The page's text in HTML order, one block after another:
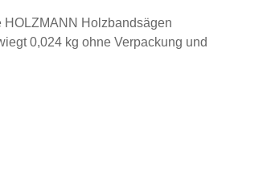
HOLZMANN Holzbandsägen
0,024 kg ohne Verpackung und